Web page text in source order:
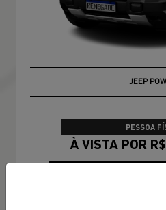
JEEP
PESSOA
À VISTA POR